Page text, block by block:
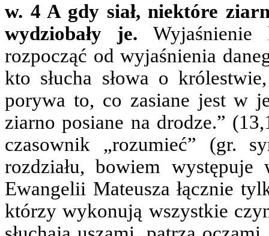
w. 4 A gdy siał, niektóre
wydziobały je.
rozpocząć od wyjaśnienia
kto słucha słowa o
porywa to, co zasiane jest w
ziarno posiane na drodze.”
czasownik „rozumieć” (gr.
rozdziału, bowiem
Ewangelii Mateusza łącznie
którzy wykonują wszystkie